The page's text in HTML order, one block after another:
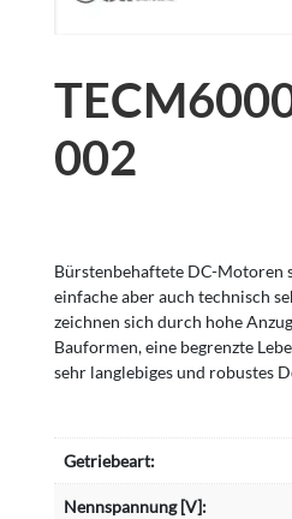
002
Bürstenbehaftete DC-Motoren
einfache aber auch technisch
zeichnen sich durch hohe
Bauformen, eine begrenzte
sehr langlebiges und robustes
Getriebeart:
Nennspannung [V]: